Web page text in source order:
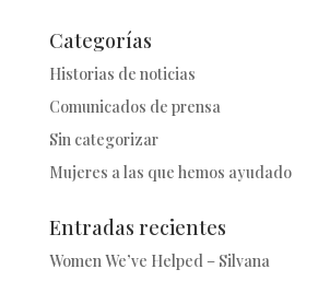
Categorías
Historias de noticias
Comunicados de prensa
Sin categorizar
Mujeres a las que hemos ayudado
Entradas recientes
Women We’ve Helped – Silvana